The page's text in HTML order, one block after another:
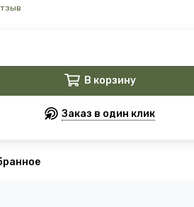
В корзину
Заказ в один клик